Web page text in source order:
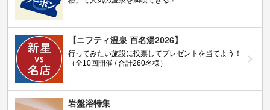
【ニフティ温泉 百名湯2026】
行ってみたい施設に投票してプレゼントを当てよう！
（全10回開催 / 合計260名様）
岩盤浴特集